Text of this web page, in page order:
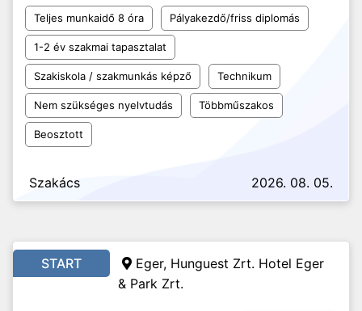
Teljes munkaidő 8 óra Pályakezdő/friss diplomás
1-2 év szakmai tapasztalat
Szakiskola / szakmunkás képző Technikum
Nem szükséges nyelvtudás Többműszakos
Beosztott
Szakács 2026. 08. 05.
START
Eger, Hunguest Zrt. Hotel Eger
& Park Zrt.